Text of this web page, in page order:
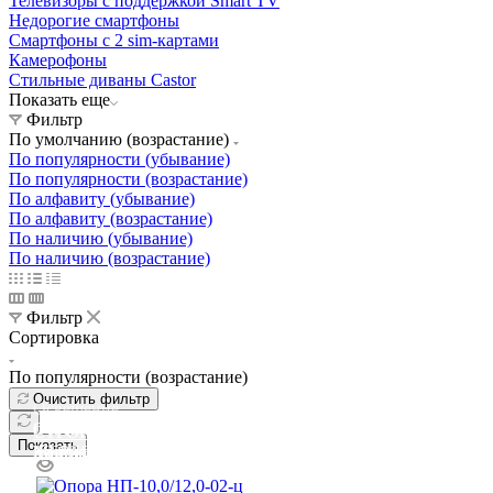
Недорогие смартфоны
Смартфоны с 2 sim-картами
Камерофоны
Стильные диваны Castor
Показать еще
Фильтр
По умолчанию (возрастание)
По популярности (убывание)
По популярности (возрастание)
По алфавиту (убывание)
По алфавиту (возрастание)
По наличию (убывание)
По наличию (возрастание)
Фильтр
Сортировка
По популярности (возрастание)
Очистить фильтр
Показать
Освещение
Здания префектуры ТиНАО
Освещение
Калужский завод путевых машин и гидроприводов
Освещение
СТРОИТЕЛЬНЫЙ ГИПЕРМАРКЕТ «ЛЕРУА
МЕРЛЕН»
Освещение
Железнодорожный вокзал Арзамас-1